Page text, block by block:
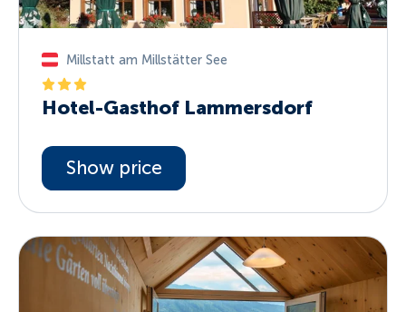
Millstatt am Millstätter See
Hotel-Gasthof Lammersdorf
Show price